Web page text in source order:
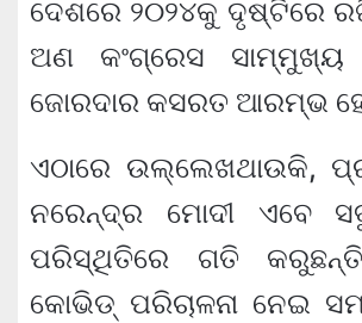
ଦେଶରେ ୨୦୨୪କୁ ଦୃଷ୍ଟିରେ
ଅଣ କଂଗ୍ରେସ
ଜୋରଦାର କସରତ ଆରମ୍ଭ
ଏଠାରେ ଉଲ୍ଲେଖଥାଉକି,
ନରେନ୍ଦ୍ର ମୋଦୀ ଏବେ
ପରିସ୍ଥିତିରେ ଗତି
କୋଭିଡ୍ ପରିଚାଳନା ନେଇ